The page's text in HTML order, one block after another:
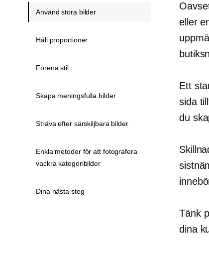
eller
Ett
sida
du
Tänk
dina
Använd stora bilder
Håll proportioner
Förena stil
Skapa meningsfulla bilder
Sträva efter särskiljbara bilder
Enkla metoder för att fotografera
vackra kategoribilder
Dina nästa steg